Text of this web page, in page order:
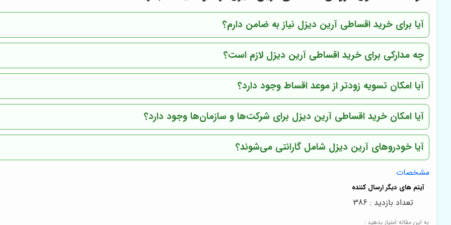
آیا برای خرید اقساطی آرین دیزل نیاز به ضامن دارم؟
چه مدارکی برای خرید اقساطی آرین دیزل لازم است؟
آیا امکان تسویه زودتر از موعد اقساط وجود دارد؟
آیا امکان خرید اقساطی آرین دیزل برای شرکت‌ها و سازمان‌ها وجود دارد؟
آیا خودروهای آرین دیزل شامل گارانتی می‌شوند؟
مشخصات
به این مقاله امتیاز بدهید :
تعداد بازدید : 386